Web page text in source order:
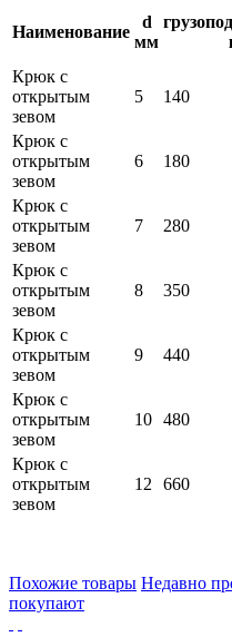
Наименование
d
мм
Крюк с
открытым
зевом
5 140
Крюк с
открытым
зевом
6 180
Крюк с
открытым
зевом
7 280
Крюк с
открытым
зевом
8 350
Крюк с
открытым
зевом
9 440
Крюк с
открытым
зевом
10 480
Крюк с
открытым
зевом
12 660
Похожие товары Недавно
покупают